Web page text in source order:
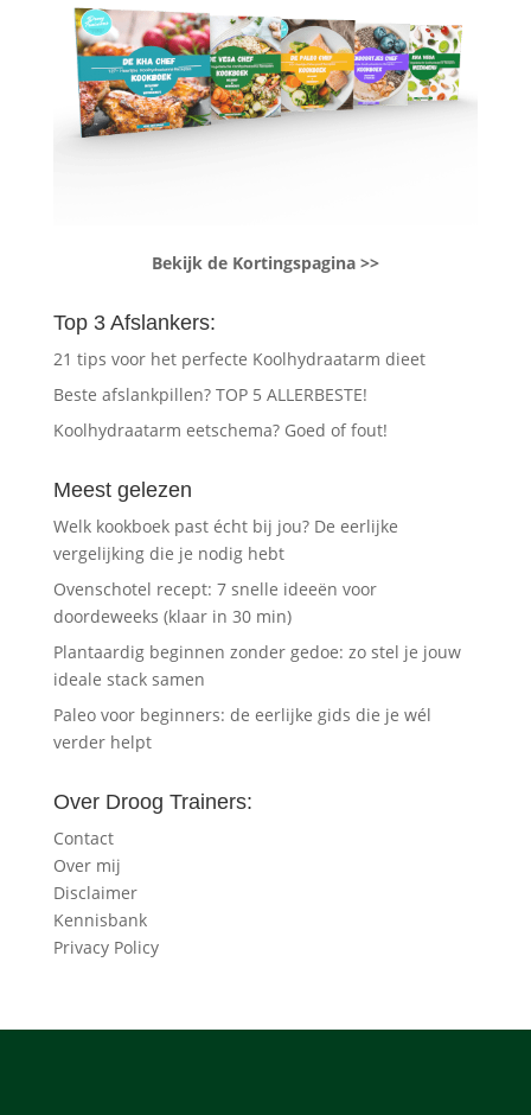
Bekijk de Kortingspagina >>
Top 3 Afslankers:
21 tips voor het perfecte Koolhydraatarm dieet
Beste afslankpillen? TOP 5 ALLERBESTE!
Koolhydraatarm eetschema? Goed of fout!
Meest gelezen
Welk kookboek past écht bij jou? De eerlijke
vergelijking die je nodig hebt
Ovenschotel recept: 7 snelle ideeën voor
doordeweeks (klaar in 30 min)
Plantaardig beginnen zonder gedoe: zo stel je jouw
ideale stack samen
Paleo voor beginners: de eerlijke gids die je wél
verder helpt
Over Droog Trainers:
Contact
Over mij
Disclaimer
Kennisbank
Privacy Policy